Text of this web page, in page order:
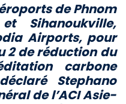
de Phnom
Sihanoukville,
Airports, pour
2 de réduction du
carbone
Stephano
de l’ACI Asie-